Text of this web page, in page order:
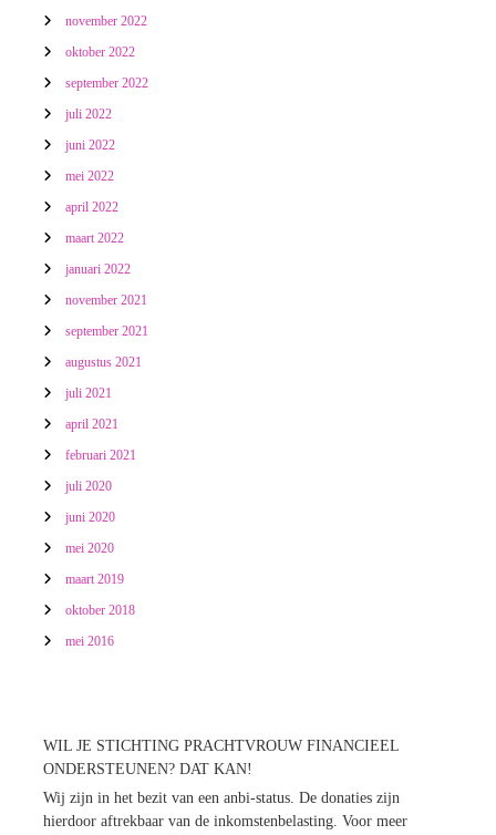
november 2022
oktober 2022
september 2022
juli 2022
juni 2022
mei 2022
april 2022
maart 2022
januari 2022
november 2021
september 2021
augustus 2021
juli 2021
april 2021
februari 2021
juli 2020
juni 2020
mei 2020
maart 2019
oktober 2018
mei 2016
WIL JE STICHTING PRACHTVROUW FINANCIEEL
ONDERSTEUNEN? DAT KAN!
Wij zijn in het bezit van een anbi-status. De donaties zijn
hierdoor aftrekbaar van de inkomstenbelasting. Voor meer